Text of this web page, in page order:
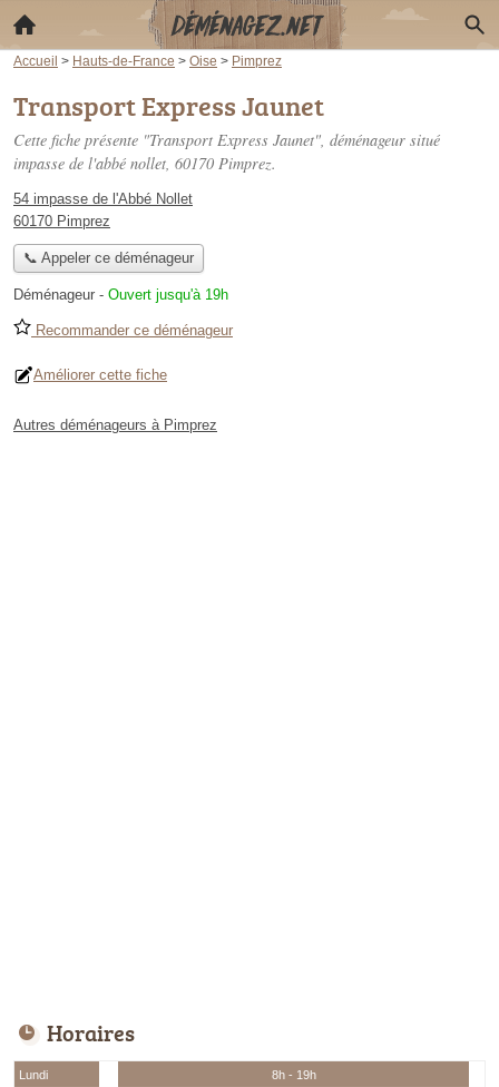
Accueil > Hauts-de-France > Oise > Pimprez
Transport Express Jaunet
Cette fiche présente "Transport Express Jaunet", déménageur situé
impasse de l'abbé nollet, 60170 Pimprez.
54 impasse de l'Abbé Nollet
60170 Pimprez
📞 Appeler ce déménageur
Déménageur - Ouvert jusqu'à 19h
Recommander ce déménageur
Améliorer cette fiche
Autres déménageurs à Pimprez
Horaires
Lundi
8h - 19h